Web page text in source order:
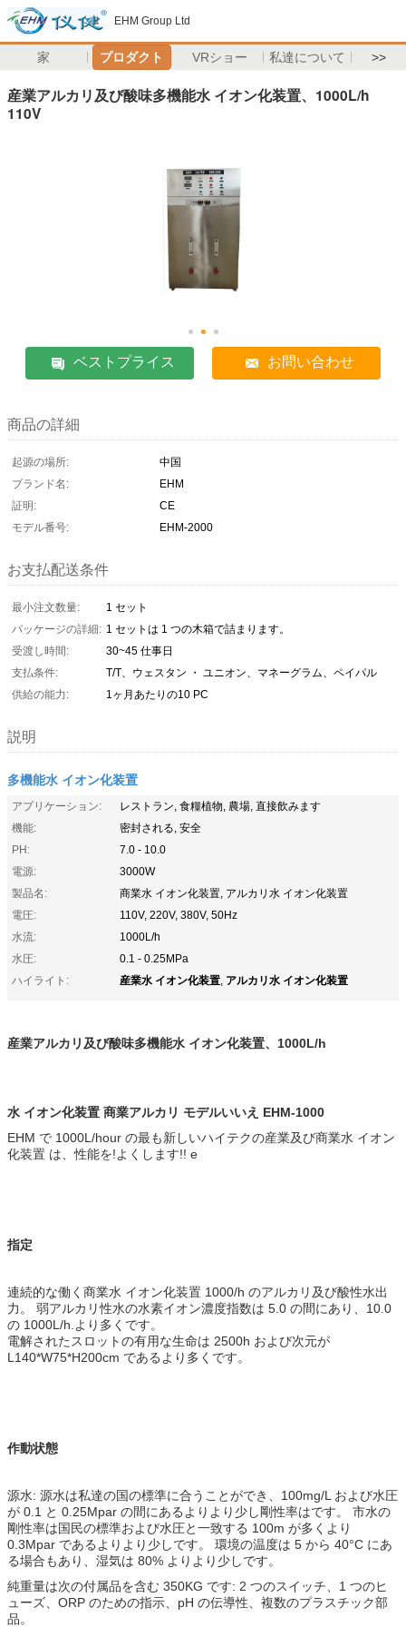
EHM Group Ltd
家 プロダクト VRショー 私達について >>
産業アルカリ及び酸味多機能水 イオン化装置、1000L/h
110V
ベストプライス お問い合わせ
商品の詳細
起源の場所:
中国
ブランド名:
EHM
証明:
CE
モデル番号:
EHM-2000
お支払配送条件
最小注文数量:
1 セット
パッケージの詳細: 1 セットは 1 つの木箱で詰まります。
受渡し時間:
30~45 仕事日
支払条件:
T/T、ウェスタン ・ ユニオン、マネーグラム、ペイパル
供給の能力:
1ヶ月あたりの10 PC
説明
多機能水 イオン化装置
アプリケーション:
レストラン, 食糧植物, 農場, 直接飲みます
機能:
密封される, 安全
PH:
7.0 - 10.0
電源:
3000W
製品名:
商業水 イオン化装置, アルカリ水 イオン化装置
電圧:
110V, 220V, 380V, 50Hz
水流:
1000L/h
水圧:
0.1 - 0.25MPa
ハイライト:
産業水 イオン化装置, アルカリ水 イオン化装置
産業アルカリ及び酸味多機能水 イオン化装置、1000L/h
水 イオン化装置 商業アルカリ モデルいいえ EHM-1000
EHM で 1000L/hour の最も新しいハイテクの産業及び商業水 イオン
化装置 は、性能を!よくします!! e
指定
連続的な働く商業水 イオン化装置 1000/h のアルカリ及び酸性水出
力。 弱アルカリ性水の水素イオン濃度指数は 5.0 の間にあり、10.0
の 1000L/h.より多くです。
電解されたスロットの有用な生命は 2500h および次元が
L140*W75*H200cm であるより多くです。
作動状態
源水: 源水は私達の国の標準に合うことができ、100mg/L および水圧
が 0.1 と 0.25Mpar の間にあるよりより少し剛性率はです。 市水の
剛性率は国民の標準および水圧と一致する 100m が多くより
0.3Mpar であるよりより少しです。 環境の温度は 5 から 40°C にあ
る場合もあり、湿気は 80% よりより少しです。
純重量は次の付属品を含む 350KG です: 2 つのスイッチ、1 つのヒ
ューズ、ORP のための指示、pH の伝導性、複数のプラスチック部
品。